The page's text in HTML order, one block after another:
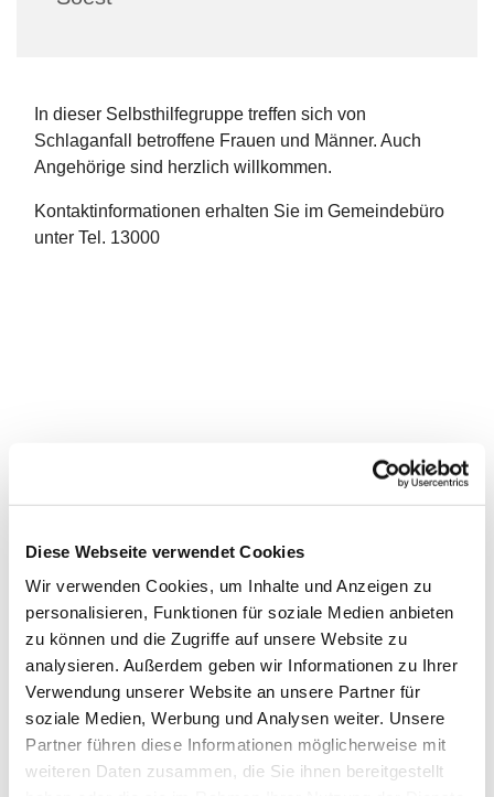
Diese Webseite verwendet Cookies
Wir verwenden Cookies, um Inhalte und Anzeigen zu
personalisieren, Funktionen für soziale Medien anbieten
zu können und die Zugriffe auf unsere Website zu
analysieren. Außerdem geben wir Informationen zu Ihrer
Verwendung unserer Website an unsere Partner für
soziale Medien, Werbung und Analysen weiter. Unsere
Partner führen diese Informationen möglicherweise mit
weiteren Daten zusammen, die Sie ihnen bereitgestellt
In dieser Selbsthilfegruppe treffen sich von
Schlaganfall betroffene Frauen und Männer. Auch
Angehörige sind herzlich willkommen.
Kontaktinformationen erhalten Sie im Gemeindebüro
unter Tel. 13000
Dies könnte Sie auch